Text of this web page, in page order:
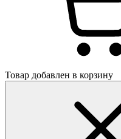
Товар добавлен в корзину